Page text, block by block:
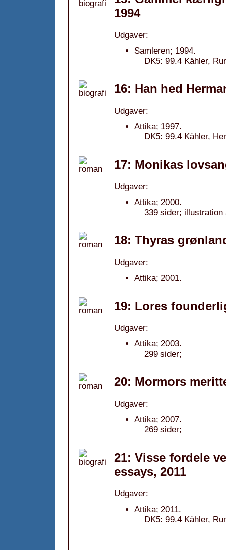
1994
Udgaver:
Samleren; 1994.
DK5: 99.4 Kähler,
16: Han hed
Udgaver:
Attika; 1997.
DK5: 99.4 Kähler,
17: Monikas
Udgaver:
Attika; 2000.
339 sider;
18: Thyras
Udgaver:
Attika; 2001.
19: Lores
Udgaver:
Attika; 2003.
299 sider;
20: Mormors
Udgaver:
Attika; 2007.
269 sider;
21: Visse fordele
essays, 2011
Udgaver:
Attika; 2011.
DK5: 99.4 Kähler,